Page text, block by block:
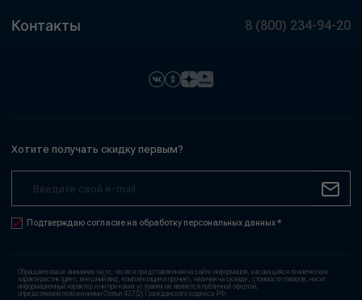
Контакты 8 (800) 234-94-20
Хотите получать скидку первым?
Подтверждаю согласие на обработку персональных данных *
Обращаем ваше внимание на то, что вся представленная на сайте информация, касающаяся технических
характеристик (цвет, внешний вид, комплектация и прочие), наличия на складе, стоимости товаров, носит
информационный характер и ни при каких условиях не является публичной офертой,
определяемой положениями Статьи 437(2) Гражданского кодекса РФ.